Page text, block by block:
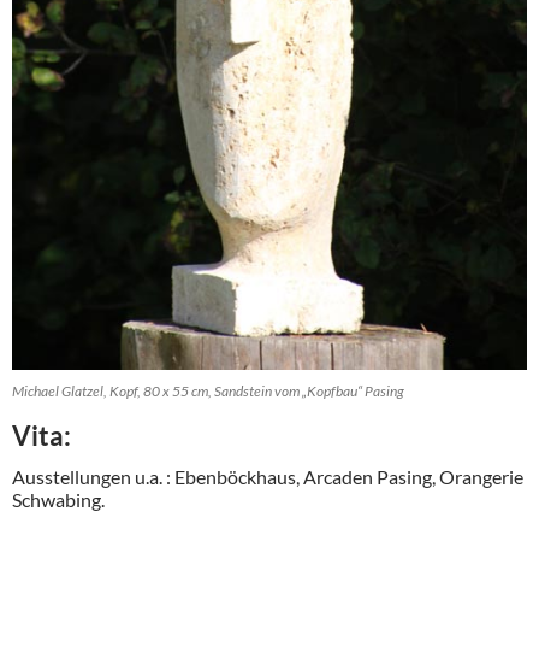
Michael Glatzel, Kopf, 80 x 55 cm, Sandstein vom „Kopfbau“ Pasing
Vita:
Ausstellungen u.a. : Ebenböckhaus, Arcaden Pasing, Orangerie
Schwabing.